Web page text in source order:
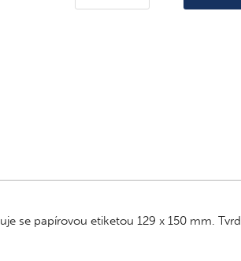
se papírovou etiketou 129 x 150 mm.